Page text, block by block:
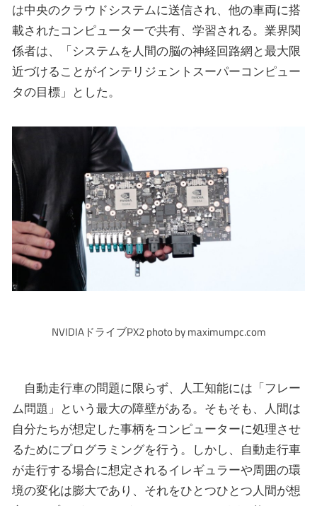
は中央のクラウドシステムに送信され、他の車両に搭
載されたコンピューターで共有、学習される。業界関
係者は、「システムを人間の脳の神経回路網と最大限
近づけることがインテリジェントスーパーコンピュー
タの目標」とした。
NVIDIAドライブPX2 photo by maximumpc.com
自動走行車の問題に限らず、人工知能には「フレー
ム問題」という最大の障壁がある。そもそも、人間は
自分たちが想定した事柄をコンピューターに処理させ
るためにプログラミングを行う。しかし、自動走行車
が走行する場合に想定されるイレギュラーや周囲の環
境の変化は膨大であり、それをひとつひとつ人間が想